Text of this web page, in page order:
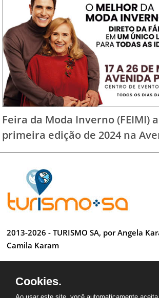
Feira da Moda Inverno (FEIMI)
primeira edição de 2024 na
2013-2026 - TURISMO SA, por Angela
Camila Karam
Desenvolvido por Anderson Luiz
Cookies.